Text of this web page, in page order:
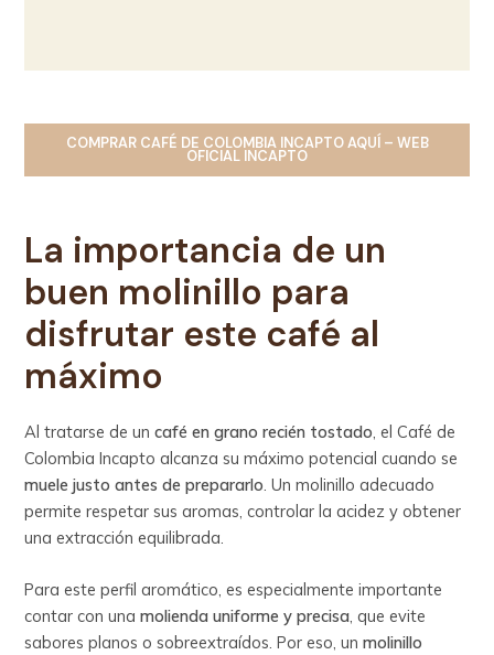
COMPRAR CAFÉ DE COLOMBIA INCAPTOAQUÍ – WEB
OFICIAL INCAPTO
La importancia de un
buen molinillo para
disfrutar este café al
máximo
Al tratarse de uncafé en grano recién tostado, el Café de
Colombia Incapto alcanza su máximo potencial cuando se
muele justo antes de prepararlo. Un molinillo adecuado
permite respetar sus aromas, controlar la acidez y obtener
una extracción equilibrada.
Para este perfil aromático, es especialmente importante
contar con unamolienda uniforme y precisa, que evite
sabores planos o sobreextraídos. Por eso, unmolinillo